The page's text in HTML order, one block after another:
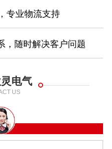
专业物流支持
，随时解决客户问题
电气
US